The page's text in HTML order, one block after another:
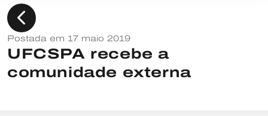
chevron_left
Postada em 17 maio 2019
UFCSPA recebe a
comunidade externa